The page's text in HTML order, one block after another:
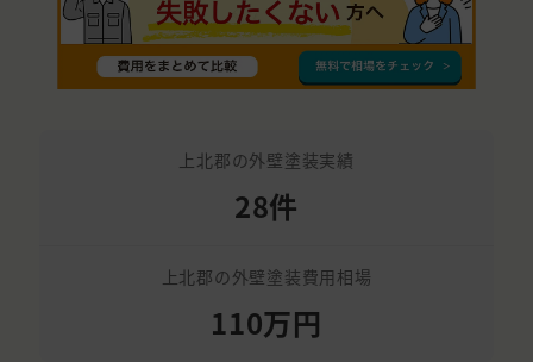
上北郡の外壁塗装実績
28件
上北郡の外壁塗装費用相場
110万円